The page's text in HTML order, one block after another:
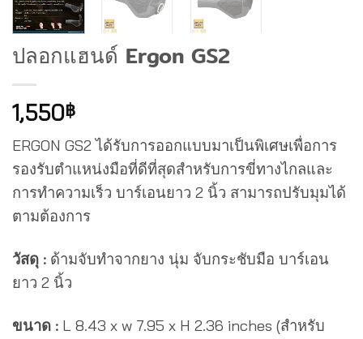
ปลอกแฮนด์ Ergon GS2
1,550฿
ERGON GS2 ได้รับการออกแบบมาเป็นพิเศษเพื่อการ
รองรับตำแหน่งมือที่ดีที่สุดสำหรับการขี่ทางไกลและ
การทำความเร็ว บาร์เอนยาว 2 นิ้ว สามารถปรับมุมได้
ตามต้องการ
วัสดุ : ด้ามจับทำจากยาง นุ่ม จับกระชับมือ บาร์เอน
ยาว 2 นิ้ว
ขนาด : L 8.43 x w 7.95 x H 2.36 inches ‎(สำหรับ